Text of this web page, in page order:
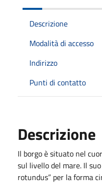
Descrizione
Modalità di accesso
Indirizzo
Punti di contatto
Descrizione
Il borgo è situato nel
sul livello del mare. Il
rotundus” per la forma